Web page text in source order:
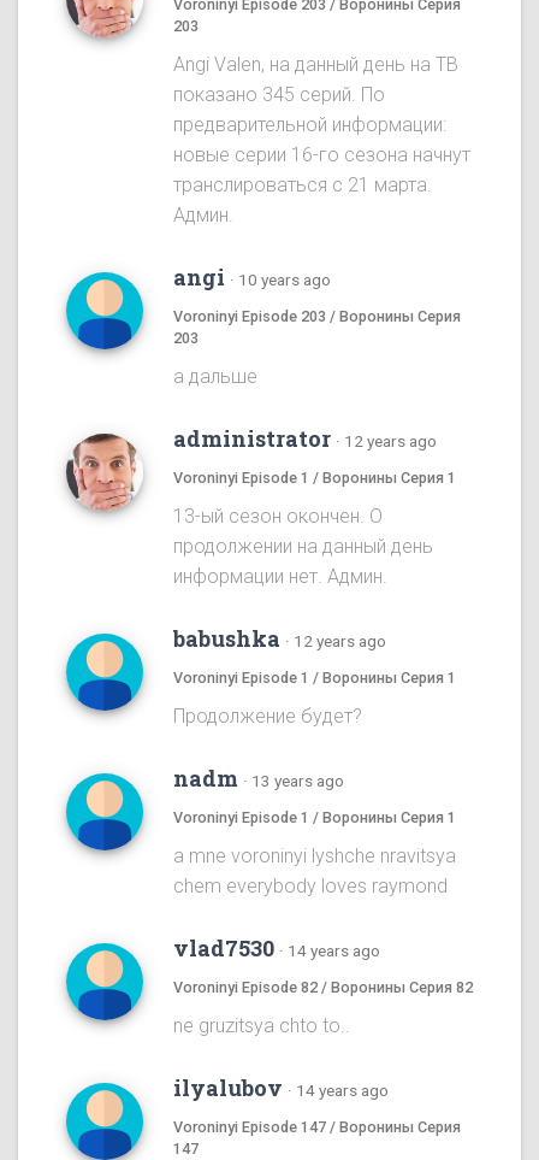
Voroninyi Episode 203 / Воронины Серия
203
Angi Valen, на данный день на ТВ
показано 345 серий. По
предварительной информации:
новые серии 16-го сезона начнут
транслироваться с 21 марта.
Админ.
angi · 10 years ago
Voroninyi Episode 203 / Воронины Серия
203
а дальше
administrator · 12 years ago
Voroninyi Episode 1 / Воронины Серия 1
13-ый сезон окончен. О
продолжении на данный день
информации нет. Админ.
babushka · 12 years ago
Voroninyi Episode 1 / Воронины Серия 1
Продолжение будет?
nadm · 13 years ago
Voroninyi Episode 1 / Воронины Серия 1
a mne voroninyi lyshche nravitsya
chem everybody loves raymond
vlad7530 · 14 years ago
Voroninyi Episode 82 / Воронины Серия 82
ne gruzitsya chto to..
ilyalubov · 14 years ago
Voroninyi Episode 147 / Воронины Серия
147